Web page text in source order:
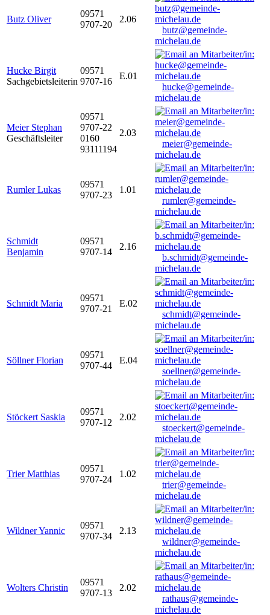
Butz Oliver
09571
9707-20
2.06
butz@gemeinde-
michelau.de
Hucke Birgit
Sachgebietsleiterin
09571
9707-16
E.01
hucke@gemeinde-
michelau.de
Meier Stephan
Geschäftsleiter
09571
9707-22
0160
93111194
2.03
meier@gemeinde-
michelau.de
Rumler Lukas
09571
9707-23
1.01
rumler@gemeinde-
michelau.de
Schmidt
Benjamin
09571
9707-14
2.16
b.schmidt@gemeinde-
michelau.de
Schmidt Maria
09571
9707-21
E.02
schmidt@gemeinde-
michelau.de
Söllner Florian
09571
9707-44
E.04
soellner@gemeinde-
michelau.de
Stöckert Saskia
09571
9707-12
2.02
stoeckert@gemeinde-
michelau.de
Trier Matthias
09571
9707-24
1.02
trier@gemeinde-
michelau.de
Wildner Yannic
09571
9707-34
2.13
wildner@gemeinde-
michelau.de
Wolters Christin
09571
9707-13
2.02
rathaus@gemeinde-
michelau.de